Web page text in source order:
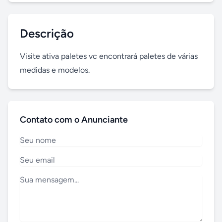
Descrição
Visite ativa paletes vc encontrará paletes de várias
medidas e modelos.
Contato com o Anunciante